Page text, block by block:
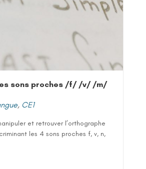
sons proches /f/ /v/ /m/
, CE1
et retrouver l’orthographe
les 4 sons proches f, v, n,